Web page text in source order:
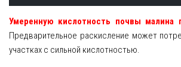
Умеренную кислотность почвы малина
Предварительное раскисление может
участках с сильной кислотностью.